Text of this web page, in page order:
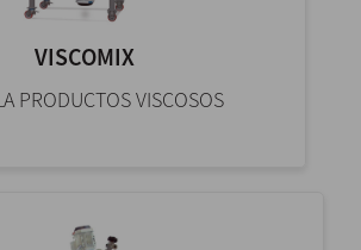
VISCOMIX
PRODUCTOS VISCOSOS